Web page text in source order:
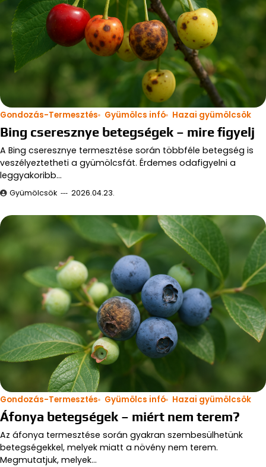
Gondozás-Termesztés Gyümölcs infó Hazai gyümölcsök
Bing cseresznye betegségek – mire figyelj
A Bing cseresznye termesztése során többféle betegség is
veszélyeztetheti a gyümölcsfát. Érdemes odafigyelni a
leggyakoribb…
Gyümölcsök 2026.04.23.
Gondozás-Termesztés Gyümölcs infó Hazai gyümölcsök
Áfonya betegségek – miért nem terem?
Az áfonya termesztése során gyakran szembesülhetünk
betegségekkel, melyek miatt a növény nem terem.
Megmutatjuk, melyek…